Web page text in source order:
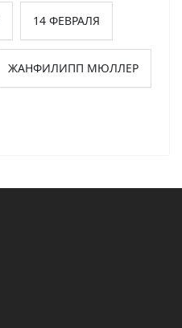
14 ФЕВРАЛЯ
ЖАНФИЛИПП МЮЛЛЕР